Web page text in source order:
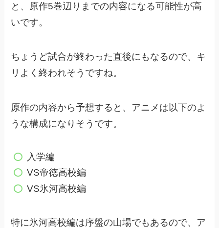
と、 原作5巻辺りまでの内容になる可能性が高
いです。
ちょうど試合が終わった直後にもなるので、キ
リよく終われそうですね。
原作の内容から予想すると、アニメは以下のよ
うな構成になりそうです。
入学編
VS帝徳高校編
VS氷河高校編
特に氷河高校編は序盤の山場でもあるので、 ア